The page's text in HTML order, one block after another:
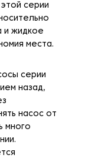
серии
и жидкое
места.
серии
назад,
насос от
много